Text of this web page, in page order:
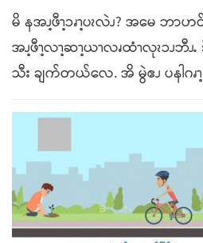
မိ နအၪ့ဖီၫ့ၥၧၫ့ပၩလဲၪ? အမေ ဘာ
အၪ့ဖီၫ့လၫ့ဆၫ့ယၫလၧထံၫလုၩၥၪဘီၪ
သီး ချက်တယ်လေ. အိ မွဲဧၪ ပနါဂၧၫ့